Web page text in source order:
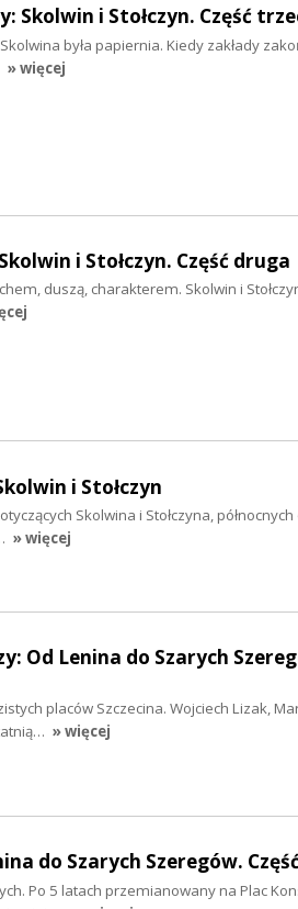
Skolwin i Stołczyn. Część
była papiernia. Kiedy zakłady
» więcej
i Stołczyn. Część druga
duszą, charakterem. Skolwin i
i Stołczyn
Skolwina i Stołczyna,
» więcej
Od Lenina do Szarych
placów Szczecina. Wojciech Lizak,
» więcej
do Szarych Szeregów.
Po 5 latach przemianowany na Plac